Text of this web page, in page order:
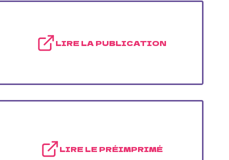
LIRE LA PUBLICATION
LIRE LE PRÉIMPRIMÉ